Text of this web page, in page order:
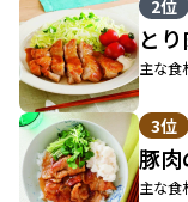
2位
と
主な食
3位
豚
主な食